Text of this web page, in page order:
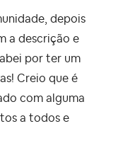
depois
a descrição e
por ter um
Creio que é
com alguma
a todos e